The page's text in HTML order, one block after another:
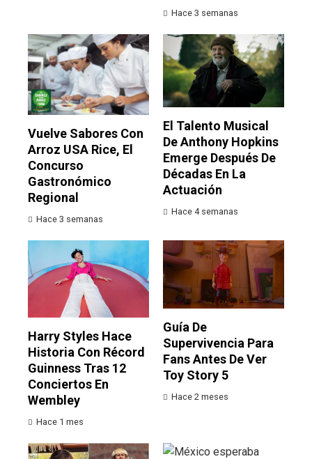
Hace 3 semanas
Vuelve Sabores Con
Arroz USA Rice, El
Concurso
Gastronómico
Regional
Hace 3 semanas
El Talento Musical
De Anthony Hopkins
Emerge Después De
Décadas En La
Actuación
Hace 4 semanas
Harry Styles Hace
Historia Con Récord
Guinness Tras 12
Conciertos En
Wembley
Hace 1 mes
Guía De
Supervivencia Para
Fans Antes De Ver
Toy Story 5
Hace 2 meses